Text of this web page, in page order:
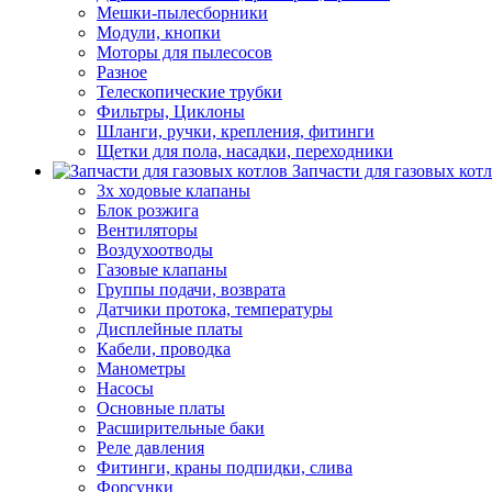
Мешки-пылесборники
Модули, кнопки
Моторы для пылесосов
Разное
Телескопические трубки
Фильтры, Циклоны
Шланги, ручки, крепления, фитинги
Щетки для пола, насадки, переходники
Запчасти для газовых
3х ходовые клапаны
Блок розжига
Вентиляторы
Воздухоотводы
Газовые клапаны
Группы подачи, возврата
Датчики протока, температуры
Дисплейные платы
Кабели, проводка
Манометры
Насосы
Основные платы
Расширительные баки
Реле давления
Фитинги, краны подпидки, слива
Форсунки